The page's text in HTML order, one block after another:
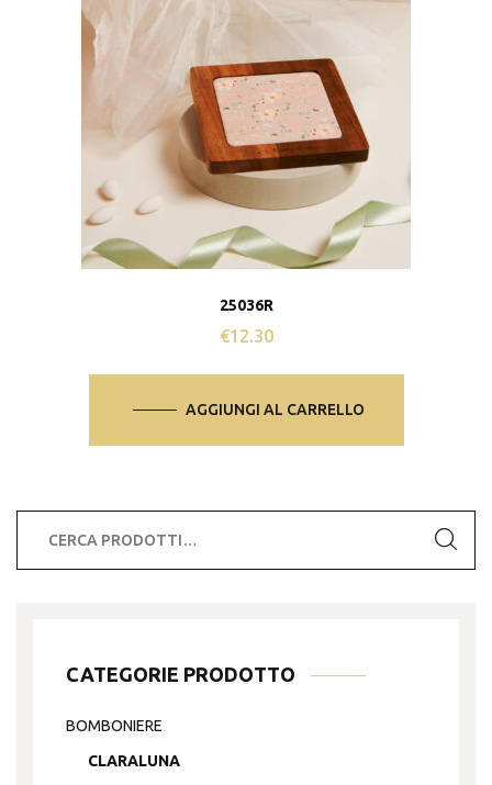
25036R
€12.30
AGGIUNGI AL CARRELLO
CATEGORIE PRODOTTO
BOMBONIERE
CLARALUNA